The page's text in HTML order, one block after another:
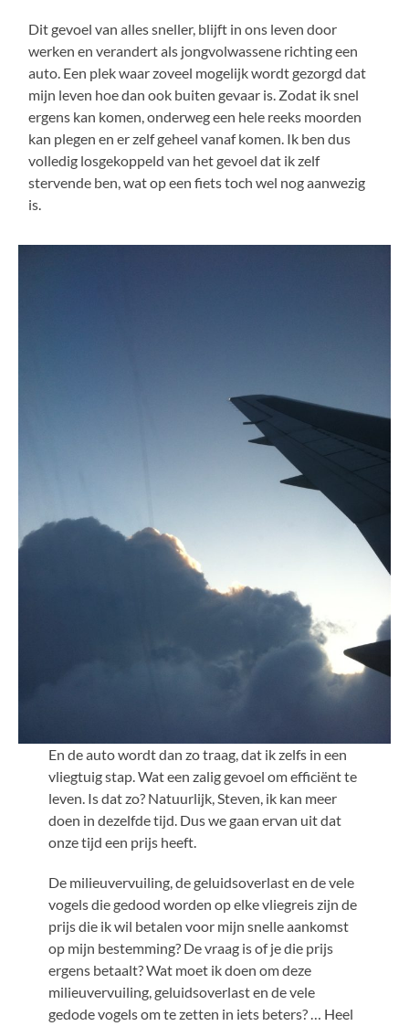
Dit gevoel van alles sneller, blijft in ons leven door
werken en verandert als jongvolwassene richting een
auto. Een plek waar zoveel mogelijk wordt gezorgd dat
mijn leven hoe dan ook buiten gevaar is. Zodat ik snel
ergens kan komen, onderweg een hele reeks moorden
kan plegen en er zelf geheel vanaf komen. Ik ben dus
volledig losgekoppeld van het gevoel dat ik zelf
stervende ben, wat op een fiets toch wel nog aanwezig
is.
En de auto wordt dan zo traag, dat ik zelfs in een
vliegtuig stap. Wat een zalig gevoel om efficiënt te
leven. Is dat zo? Natuurlijk, Steven, ik kan meer
doen in dezelfde tijd. Dus we gaan ervan uit dat
onze tijd een prijs heeft.
De milieuvervuiling, de geluidsoverlast en de vele
vogels die gedood worden op elke vliegreis zijn de
prijs die ik wil betalen voor mijn snelle aankomst
op mijn bestemming? De vraag is of je die prijs
ergens betaalt? Wat moet ik doen om deze
milieuvervuiling, geluidsoverlast en de vele
gedode vogels om te zetten in iets beters? … Heel